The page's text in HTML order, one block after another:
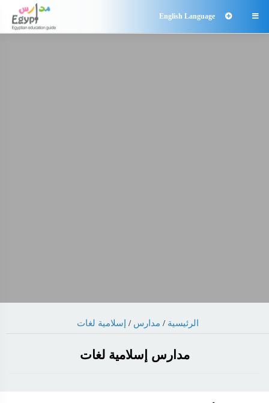

English Language
الرئيسية / مدارس / إسلامية لغات
مدارس إسلامية لغات